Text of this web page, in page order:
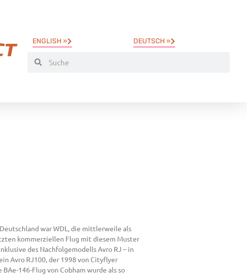
ENGLISH » DEUTSCH »
war WDL, die mittlerweile als
kommerziellen Flug mit diesem Muster
des Nachfolgemodells Avro RJ – in
Avro RJ100, der 1998 von Cityflyer
146-Flug von Cobham wurde als so